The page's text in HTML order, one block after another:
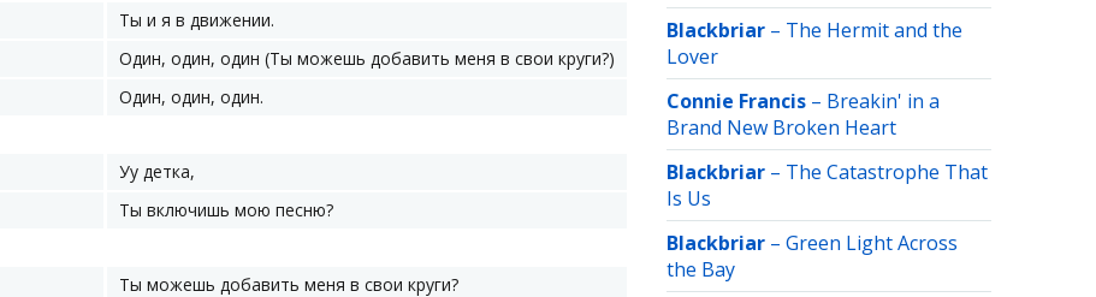
Ты и я в движении.
Один, один, один (Ты можешь добавить меня в свои круги?)
Один, один, один.
Уу детка,
Ты включишь мою песню?
Ты можешь добавить меня в свои круги?
Blackbriar – The Hermit and the
Lover
Connie Francis – Breakin' in a
Brand New Broken Heart
Blackbriar – The Catastrophe That
Is Us
Blackbriar – Green Light Across
the Bay